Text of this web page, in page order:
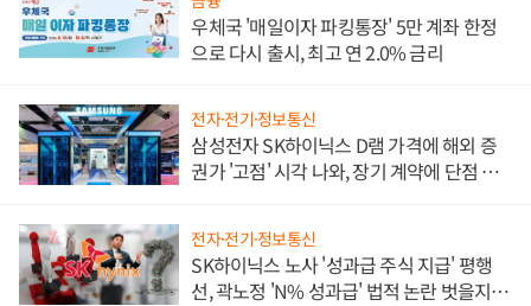
우체국 '매일이자 파킹통장' 5만 계좌 한정
으로 다시 출시, 최고 연 2.0% 금리
전자·전기·정보통신
삼성전자 SK하이닉스 D램 가격에 해외 증
권가 '고점' 시각 나와, 장기 계약에 단점 부
전자·전기·정보통신
SK하이닉스 노사 '성과급 주식 지급' 평행
선, 곽노정 'N% 성과급' 법적 논란 벗을지 주